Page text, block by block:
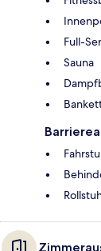
Full-
Sauna